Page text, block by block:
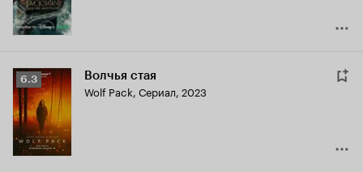
Рейтинг
Кинопоиска
6.3
6.3 Волчья стая
Wolf Pack, Сериал, 2023